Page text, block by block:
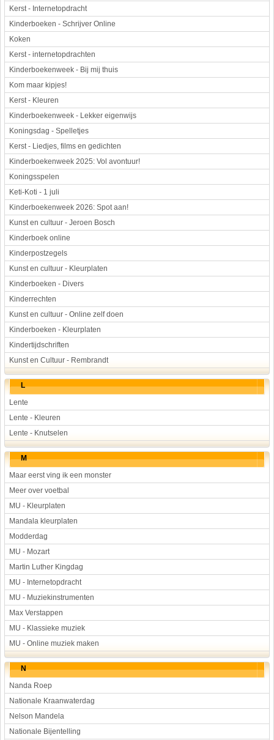
Kerst - Internetopdracht
Kinderboeken - Schrijver Online
Koken
Kerst - internetopdrachten
Kinderboekenweek - Bij mij thuis
Kom maar kipjes!
Kerst - Kleuren
Kinderboekenweek - Lekker eigenwijs
Koningsdag - Spelletjes
Kerst - Liedjes, films en gedichten
Kinderboekenweek 2025: Vol avontuur!
Koningsspelen
Keti-Koti - 1 juli
Kinderboekenweek 2026: Spot aan!
Kunst en cultuur - Jeroen Bosch
Kinderboek online
Kinderpostzegels
Kunst en cultuur - Kleurplaten
Kinderboeken - Divers
Kinderrechten
Kunst en cultuur - Online zelf doen
Kinderboeken - Kleurplaten
Kindertijdschriften
Kunst en Cultuur - Rembrandt
L
Lente
Lente - Kleuren
Lente - Knutselen
M
Maar eerst ving ik een monster
Meer over voetbal
MU - Kleurplaten
Mandala kleurplaten
Modderdag
MU - Mozart
Martin Luther Kingdag
MU - Internetopdracht
MU - Muziekinstrumenten
Max Verstappen
MU - Klassieke muziek
MU - Online muziek maken
N
Nanda Roep
Nationale Kraanwaterdag
Nelson Mandela
Nationale Bijentelling